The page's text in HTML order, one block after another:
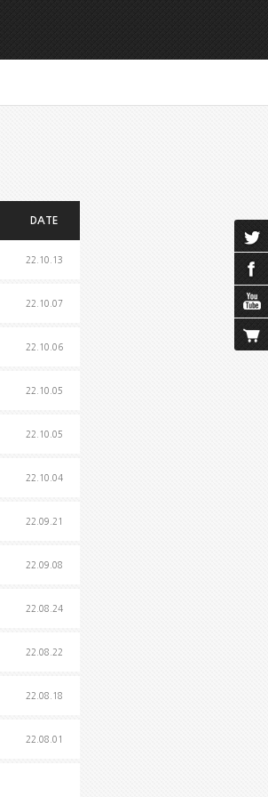
DATE
22.10.13
22.10.07
22.10.06
22.10.05
22.10.05
22.10.04
22.09.21
22.09.08
22.08.24
22.08.22
22.08.18
22.08.01